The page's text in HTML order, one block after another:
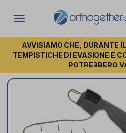
Attiva/disattiva
navigazione
AVVISIAMO CHE, DURANTE
TEMPISTICHE DI EVASIONE E
POTREBBERO